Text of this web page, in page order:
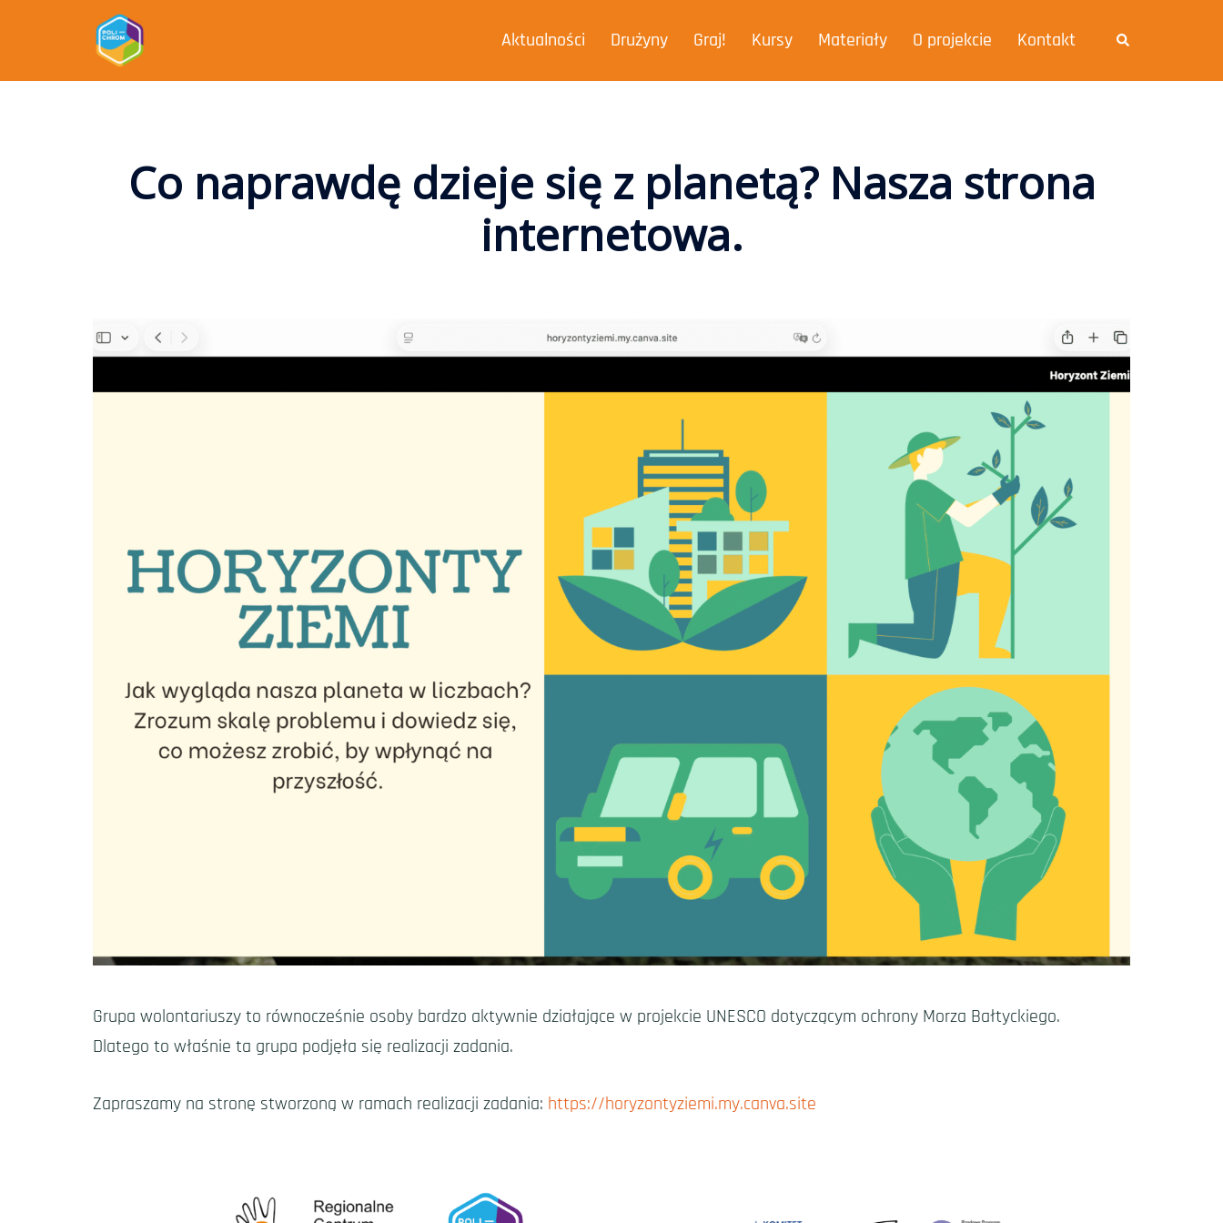
Aktualności Drużyny Graj! Kursy Materiały O projekcie Kontakt
Co naprawdę dzieje się z planetą? Nasza strona
internetowa.
Grupa wolontariuszy to równocześnie osoby bardzo aktywnie działające w projekcie UNESCO dotyczącym ochrony Morza Bałtyckiego.
Dlatego to właśnie ta grupa podjęła się realizacji zadania.
Zapraszamy na stronę stworzoną w ramach realizacji zadania: https://horyzontyziemi.my.canva.site